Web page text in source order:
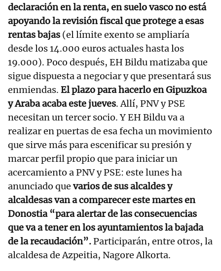
declaración en la renta, en suelo vasco no está
apoyando la revisión fiscal que protege a esas
rentas bajas (el límite exento se ampliaría
desde los 14.000 euros actuales hasta los
19.000). Poco después, EH Bildu matizaba que
sigue dispuesta a negociar y que presentará sus
enmiendas. El plazo para hacerlo en Gipuzkoa
y Araba acaba este jueves. Allí, PNV y PSE
necesitan un tercer socio. Y EH Bildu va a
realizar en puertas de esa fecha un movimiento
que sirve más para escenificar su presión y
marcar perfil propio que para iniciar un
acercamiento a PNV y PSE: este lunes ha
anunciado que varios de sus alcaldes y
alcaldesas van a comparecer este martes en
Donostia “para alertar de las consecuencias
que va a tener en los ayuntamientos la bajada
de la recaudación”.Participarán, entre otros, la
alcaldesa de Azpeitia, Nagore Alkorta.